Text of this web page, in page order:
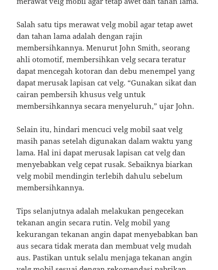
Salah satu tips merawat velg mobil agar tetap awet
dan tahan lama adalah dengan rajin
membersihkannya. Menurut John Smith, seorang
ahli otomotif, membersihkan velg secara teratur
dapat mencegah kotoran dan debu menempel yang
dapat merusak lapisan cat velg. “Gunakan sikat dan
cairan pembersih khusus velg untuk
membersihkannya secara menyeluruh,” ujar John.
Selain itu, hindari mencuci velg mobil saat velg
masih panas setelah digunakan dalam waktu yang
lama. Hal ini dapat merusak lapisan cat velg dan
menyebabkan velg cepat rusak. Sebaiknya biarkan
velg mobil mendingin terlebih dahulu sebelum
membersihkannya.
Tips selanjutnya adalah melakukan pengecekan
tekanan angin secara rutin. Velg mobil yang
kekurangan tekanan angin dapat menyebabkan ban
aus secara tidak merata dan membuat velg mudah
aus. Pastikan untuk selalu menjaga tekanan angin